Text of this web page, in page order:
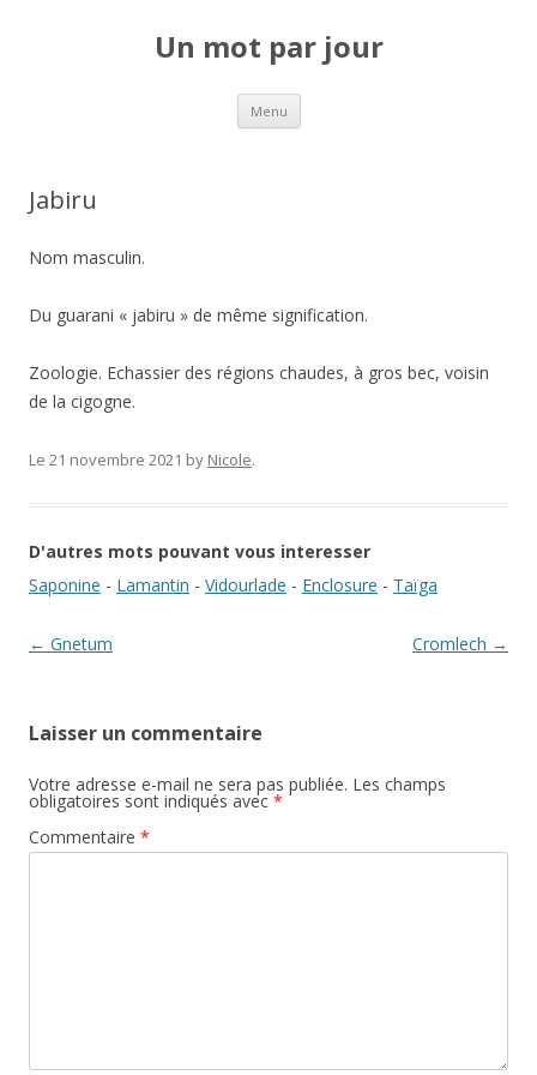
Un mot par jour
Menu Aller au contenu principal
Jabiru
Nom masculin.
Du guarani « jabiru » de même signification.
Zoologie. Echassier des régions chaudes, à gros bec, voisin
de la cigogne.
Le 21 novembre 2021 by Nicole.
D'autres mots pouvant vous interesser
Saponine - Lamantin - Vidourlade - Enclosure - Taïga
Navigation des articles
← Gnetum Cromlech →
Laisser un commentaire
Votre adresse e-mail ne sera pas publiée. Les champs
obligatoires sont indiqués avec *
Commentaire *